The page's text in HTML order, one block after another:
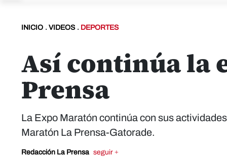
INICIO . VIDEOS . DEPORTES
Así continúa la
Prensa
La Expo Maratón continúa con sus
Maratón La Prensa-Gatorade.
Redacción La Prensa seguir +